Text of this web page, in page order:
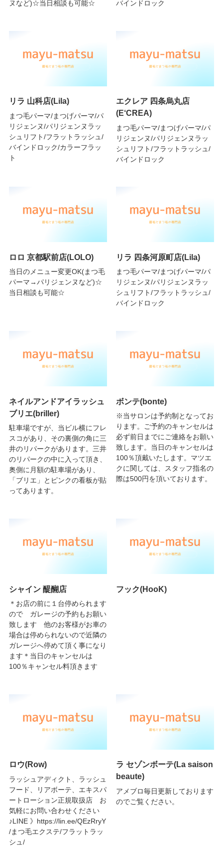
ヌなど)☆当日相談も可能☆
バインドロック
リラ 山科店(Lila)
まつ毛パーマ/まつげパーマ/パ
リジェンヌ/パリジェンヌラッ
シュリフト/フラットラッシュ/
バインドロック/カラーフラッ
ト
エクレア 四条烏丸店
(E‘CREA)
まつ毛パーマ/まつげパーマ/パ
リジェンヌ/パリジェンヌラッ
シュリフト/フラットラッシュ/
バインドロック
ロロ 京都駅前店(LOLO)
当日のメニュー変更OK(まつ毛
パーマ→パリジェンヌなど)☆
当日相談も可能☆
リラ 四条河原町店(Lila)
まつ毛パーマ/まつげパーマ/パ
リジェンヌ/パリジェンヌラッ
シュリフト/フラットラッシュ/
バインドロック
ネイルアンドアイラッシュ
ブリエ(briller)
駐車場ですが、当ビル横にフレ
スコがあり、その裏側の角に三
井のリパークがあります。三井
のリパークの中に入って頂き、
奥側に月額の駐車場があり、
「ブリエ」とピンクの看板が貼
ってあります。
ボンテ(bonte)
※当サロンは予約制となってお
ります。ご予約のキャンセルは
必ず前日までにご連絡をお願い
致します。当日のキャンセルは
100％頂戴いたします。マツエ
クに関しては、スタッフ指名の
際は500円を頂いております。
シャイン 醍醐店
＊お店の前に１台停められます
ので ガレージの予約もお願い
致します 他のお客様がお車の
場合は停められないので近隣の
ガレージへ停めて頂く事になり
ます＊当日のキャンセルは
100％キャンセル料頂きます
フック(HooK)
ロウ(Row)
ラッシュアディクト、ラッシュ
フード、リアボーテ、エキスパ
ートローション正規取扱店 お
気軽にお問い合わせください
♪LINE 》https://lin.ee/QEzRryY
/まつ毛エクステ/フラットラッ
シュ/
ラ セゾンボーテ(La saison
beaute)
アメブロ毎日更新しております
のでご覧ください。